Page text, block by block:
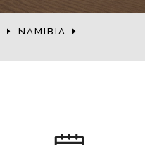
NAMIBIA